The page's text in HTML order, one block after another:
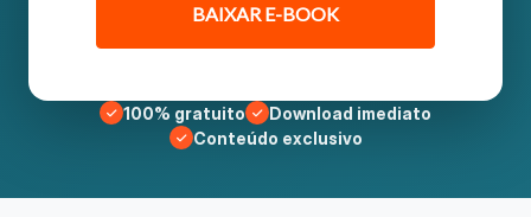
BAIXAR E-BOOK
100% gratuito
Download imediato
Conteúdo exclusivo